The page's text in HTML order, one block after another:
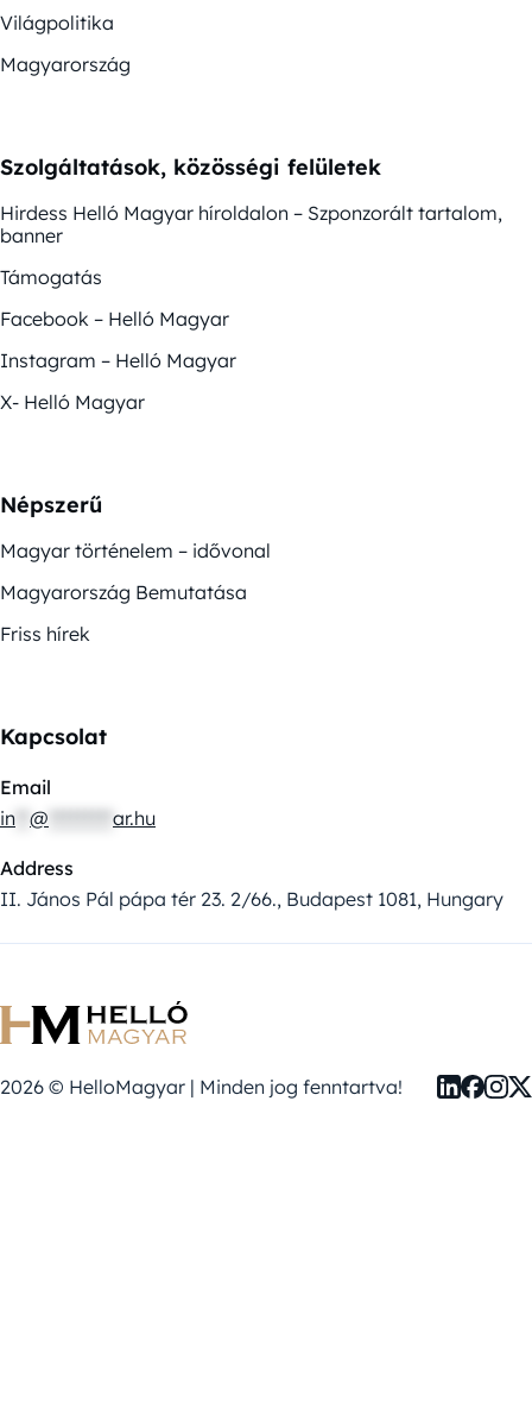
Világpolitika
Magyarország
Szolgáltatások, közösségi felületek
Hirdess Helló Magyar híroldalon – Szponzorált tartalom,
banner
Támogatás
Facebook – Helló Magyar
Instagram – Helló Magyar
X- Helló Magyar
Népszerű
Magyar történelem – idővonal
Magyarország Bemutatása
Friss hírek
Kapcsolat
Email
in @ ar.hu
Address
II. János Pál pápa tér 23. 2/66., Budapest 1081, Hungary
2026 © HelloMagyar | Minden jog fenntartva!